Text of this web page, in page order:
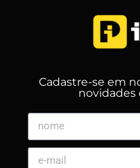
Cadastre-se em
novidades